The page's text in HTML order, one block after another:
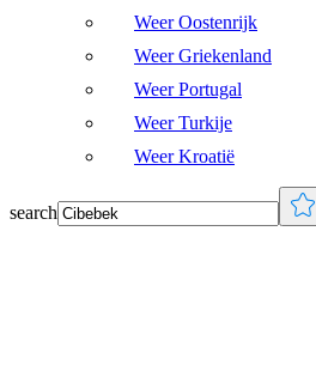
Weer Oostenrijk
Weer Griekenland
Weer Portugal
Weer Turkije
Weer Kroatië
search